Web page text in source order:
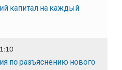
капитал на каждый
по разъяснению нового